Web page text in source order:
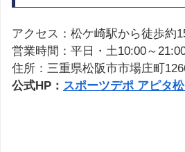
アクセス：松ケ崎駅から徒歩約
営業時間：平日・土10:00～
住所：三重県松阪市市場庄町
公式HP： スポーツデポ アピタ